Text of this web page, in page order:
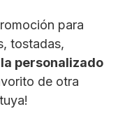
para
tostadas,
personalizado
de otra